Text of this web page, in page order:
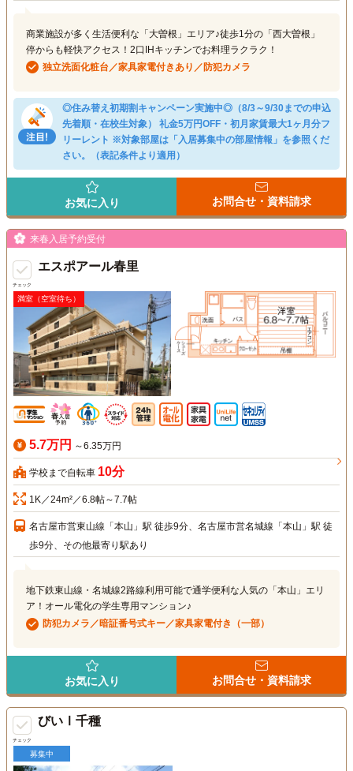
商業施設が多く生活便利な「大曽根」エリア♪徒歩1分の「西大曽根」
停からも軽快アクセス！2口IHキッチンでお料理ラクラク！
独立洗面化粧台／家具家電付きあり／防犯カメラ
◎住み替え初期割キャンペーン実施中◎（8/3～9/30までの申込
先着順・在校生対象） 礼金5万円OFF・初月家賃最大1ヶ月分フ
リーレント ※対象部屋は「入居募集中の部屋情報」を参照くだ
さい。（表記条件より適用）
お気に入り お問合せ・資料請求
チェック
来春入居予約受付
エスポアール春里
満室（空室待ち）
5.7万円 ～6.35万円
学校まで自転車 10分
1K／24m²／6.8帖～7.7帖
名古屋市営東山線「本山」駅 徒歩9分、名古屋市営名城線「本山」駅 徒
歩9分、その他最寄り駅あり
地下鉄東山線・名城線2路線利用可能で通学便利な人気の「本山」エリ
ア！オール電化の学生専用マンション♪
防犯カメラ／暗証番号式キー／家具家電付き（一部）
お気に入り お問合せ・資料請求
チェック
びいⅠ千種
募集中